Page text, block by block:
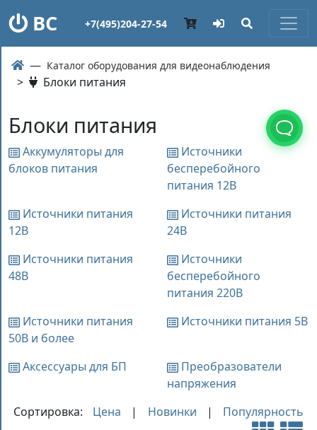
ВС +7(495)204-27-54
Каталог оборудования для видеонаблюдения
> Блоки питания
Блоки питания
Аккумуляторы для
блоков питания
Источники
бесперебойного
питания 12В
Источники питания
12В
Источники питания
24В
Источники питания
48В
Источники
бесперебойного
питания 220В
Источники питания
50В и более
Источники питания 5В
Аксессуары для БП
Преобразователи
напряжения
Сортировка:
Цена | Новинки | Популярность